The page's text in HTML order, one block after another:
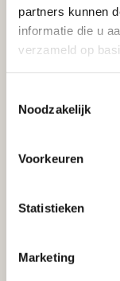
partners kunnen
informatie die u
verzameld op
Noodzakelijk
Voorkeuren
Statistieken
Marketing
Dienst
Stedin
Verleend